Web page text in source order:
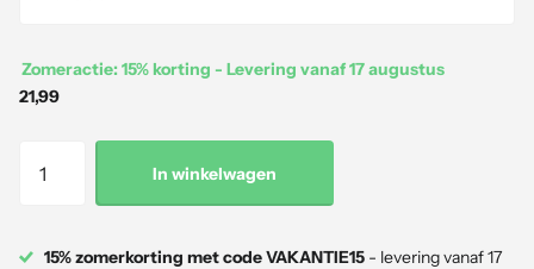
Zomeractie: 15% korting - Levering vanaf 17 augustus
21,99
In winkelwagen
15% zomerkorting met code VAKANTIE15 - levering vanaf 17